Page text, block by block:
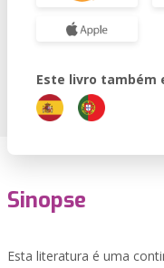
Este livro também
Sinopse
Esta literatura é uma